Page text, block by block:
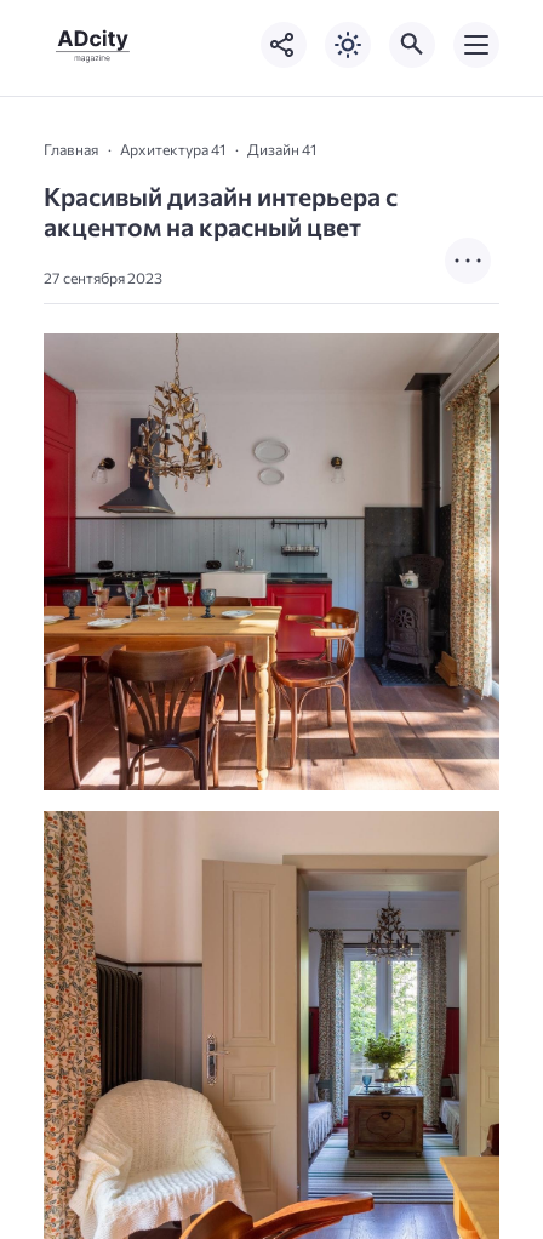
Главная Архитектура 41 Дизайн 41
Красивый дизайн интерьера с
акцентом на красный цвет
27 сентября 2023